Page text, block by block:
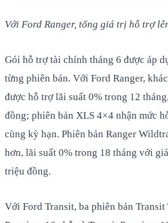
Với Ford Ranger, tổng giá trị hỗ trợ
Gói hỗ trợ tài chính tháng 6 được áp
từng phiên bản. Với Ford Ranger,
được hỗ trợ lãi suất 0% trong 12
đồng; phiên bản XLS 4×4 nhận mức
cùng kỳ hạn. Phiên bản Ranger
hơn, lãi suất 0% trong 18 tháng với
triệu đồng.
Với Ford Transit, ba phiên bản Transit